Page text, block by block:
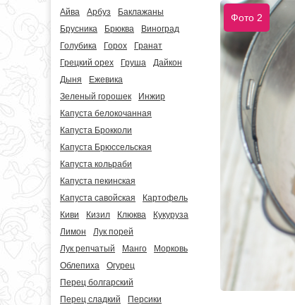
Айва Арбуз
Баклажаны
Брусника
Брюква
Виноград
Голубика
Горох
Гранат
Грецкий орех
Груша
Дайкон
Дыня
Ежевика
Зеленый горошек
Инжир
Капуста белокочанная
Капуста Брокколи
Капуста Брюссельская
Капуста кольраби
Капуста пекинская
Капуста савойская
Картофель
Киви
Кизил Клюква
Кукуруза
Лимон
Лук порей
Лук репчатый
Манго
Морковь
Облепиха
Огурец
Перец болгарский
Перец сладкий
Персики
Фото 2